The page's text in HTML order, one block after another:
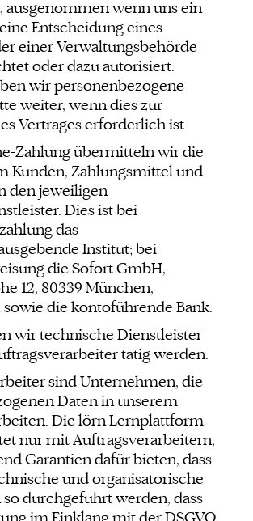
ausgenommen wenn uns ein
Entscheidung eines
einer Verwaltungsbehörde
oder dazu autorisiert.
wir personenbezogene
weiter, wenn dies zur
Vertrages erforderlich ist.
Zahlung übermitteln wir die
Kunden, Zahlungsmittel und
den jeweiligen
Dies ist bei
das
Institut; bei
die Sofort GmbH,
12, 80339 München,
die kontoführende Bank.
wir technische Dienstleister
tätig werden.
sind Unternehmen, die
Daten in unserem
Die lörn Lernplattform
nur mit Auftragsverarbeitern,
Garantien dafür bieten, dass
und organisatorische
durchgeführt werden, dass